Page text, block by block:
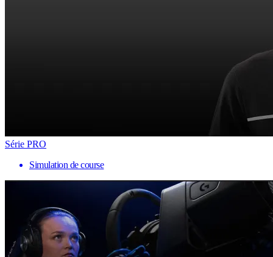
Série PRO
Simulation de course